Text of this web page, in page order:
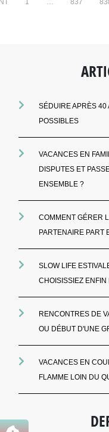
1 … 837
SÉDUIRE APRÈS 40
POSSIBLES
VACANCES EN
DISPUTES ET
ENSEMBLE ?
COMMENT GÉRER
PARTENAIRE PART
SLOW LIFE
CHOISISSIEZ
RENCONTRES DE
OU DÉBUT D'UNE
VACANCES EN
FLAMME LOIN DU